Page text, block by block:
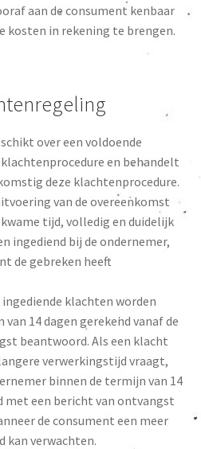
aan de consument kenbaar
kosten in rekening te brengen.
over een voldoende
en behandelt
deze klachtenprocedure.
van de overeenkomst
tijd, volledig en duidelijk
ingediend bij de ondernemer,
de gebreken heeft
klachten worden
14 dagen gerekend vanaf de
beantwoord. Als een klacht
verwerkingstijd vraagt,
binnen de termijn van 14
met een bericht van ontvangst
de consument een meer
kan verwachten.